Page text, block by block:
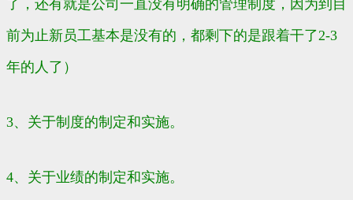
了，还有就是公司一直没有明确的管理制度，因为到目
前为止新员工基本是没有的，都剩下的是跟着干了2-3
年的人了）
3、关于制度的制定和实施。
4、关于业绩的制定和实施。